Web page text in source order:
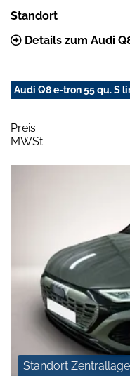
Standort
Details zum Audi
Audi Q8 e-tron 55 qu. S
Preis:
MWSt:
Standort